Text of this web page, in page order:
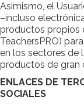
Asimismo, el
–incluso
productos propios
TeachersPRO)
en los sectores de
productos de gran
ENLACES DE
SOCIALES